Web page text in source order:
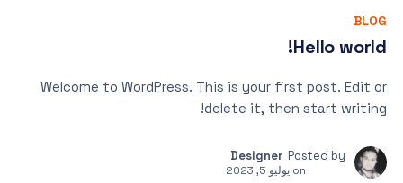
BLOG
Hello world!
Welcome to WordPress. This is your first post. Edit or
delete it, then start writing!
Posted by
Designer
on يوليو 5, 2023